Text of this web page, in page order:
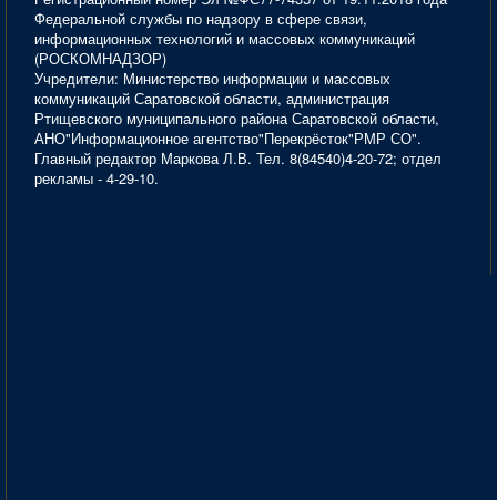
Федеральной службы по надзору в сфере связи,
информационных технологий и массовых коммуникаций
(РОСКОМНАДЗОР)
Учредители: Министерство информации и массовых
коммуникаций Саратовской области, администрация
Ртищевского муниципального района Саратовской области,
АНО"Информационное агентство"Перекрёсток"РМР СО".
Главный редактор Маркова Л.В. Тел. 8(84540)4-20-72; отдел
рекламы - 4-29-10.